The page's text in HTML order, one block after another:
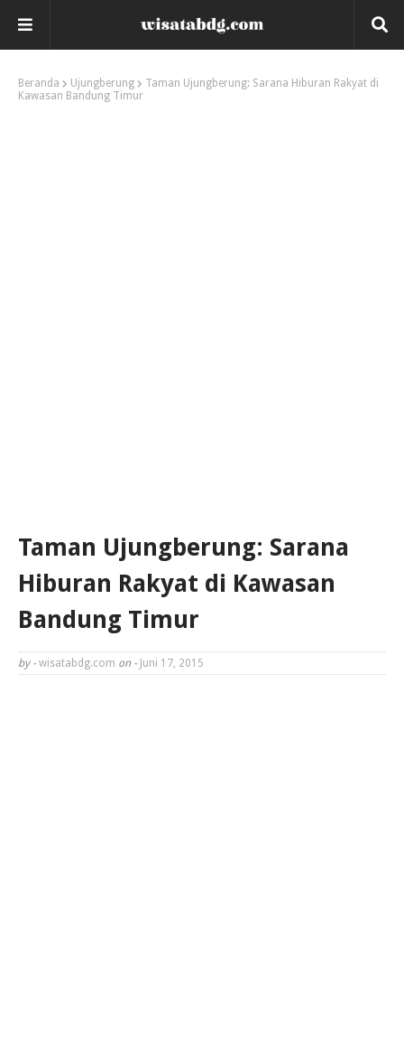
Beranda Ujungberung
Taman Ujungberung: Sarana Hiburan Rakyat di
Kawasan Bandung Timur
Taman Ujungberung: Sarana
Hiburan Rakyat di Kawasan
Bandung Timur
by - wisatabdg.com on - Juni 17, 2015